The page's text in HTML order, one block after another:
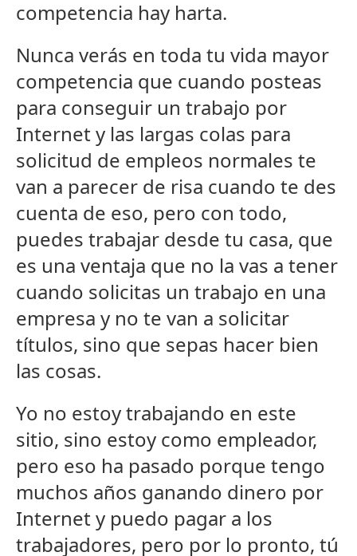
competencia hay harta.
Nunca verás en toda tu vida mayor
competencia que cuando posteas
para conseguir un trabajo por
Internet y las largas colas para
solicitud de empleos normales te
van a parecer de risa cuando te des
cuenta de eso, pero con todo,
puedes trabajar desde tu casa, que
es una ventaja que no la vas a tener
cuando solicitas un trabajo en una
empresa y no te van a solicitar
títulos, sino que sepas hacer bien
las cosas.
Yo no estoy trabajando en este
sitio, sino estoy como empleador,
pero eso ha pasado porque tengo
muchos años ganando dinero por
Internet y puedo pagar a los
trabajadores, pero por lo pronto, tú